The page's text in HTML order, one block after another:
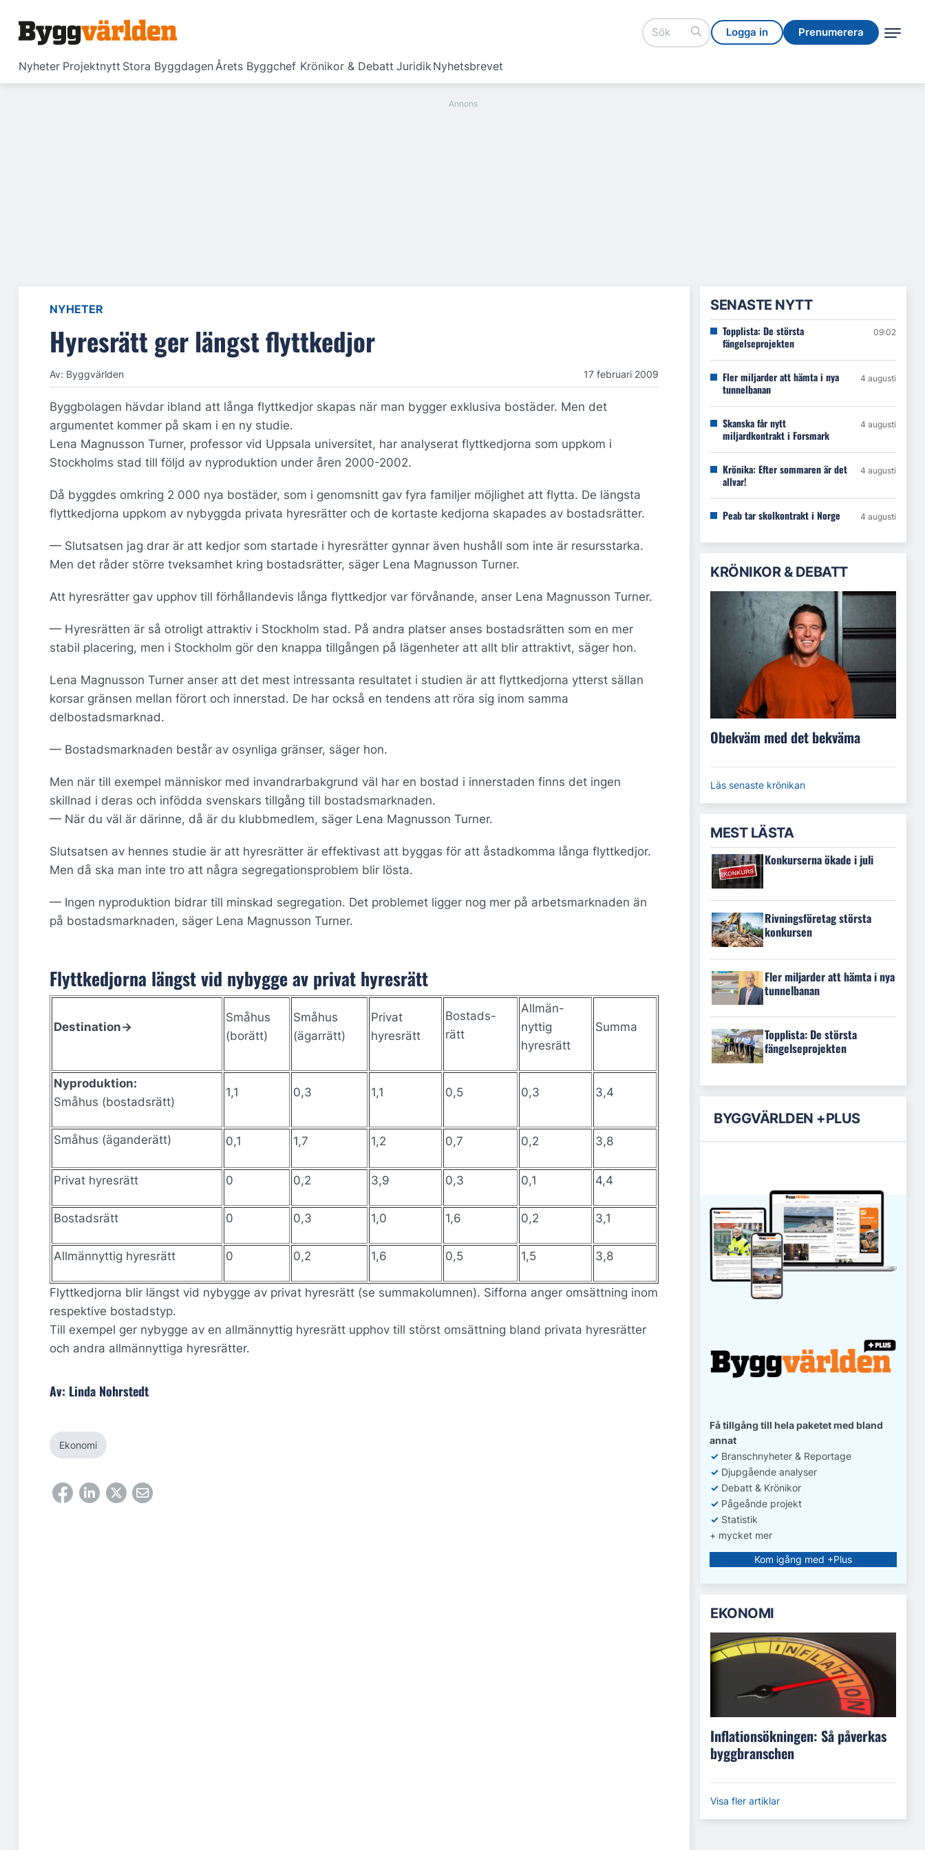
Logga in Prenumerera
Nyheter Projektnytt Stora ByggdagenÅrets Byggchef Krönikor & Debatt JuridikNyhetsbrevet
Logga in Prenumerera
NYHETER
Hyresrätt ger längst flyttkedjor
Av: Byggvärlden 17 februari 2009
Byggbolagen hävdar ibland att långa flyttkedjor skapas när man bygger exklusiva bostäder. Men det
argumentet kommer på skam i en ny studie.
Lena Magnusson Turner, professor vid Uppsala universitet, har analyserat flyttkedjorna som uppkom i
Stockholms stad till följd av nyproduktion under åren 2000-2002.
Då byggdes omkring 2 000 nya bostäder, som i genomsnitt gav fyra familjer möjlighet att flytta. De längsta
flyttkedjorna uppkom av nybyggda privata hyresrätter och de kortaste kedjorna skapades av bostadsrätter.
— Slutsatsen jag drar är att kedjor som startade i hyresrätter gynnar även hushåll som inte är resursstarka.
Men det råder större tveksamhet kring bostadsrätter, säger Lena Magnusson Turner.
Att hyresrätter gav upphov till förhållandevis långa flyttkedjor var förvånande, anser Lena Magnusson Turner.
— Hyresrätten är så otroligt attraktiv i Stockholm stad. På andra platser anses bostadsrätten som en mer
stabil placering, men i Stockholm gör den knappa tillgången på lägenheter att allt blir attraktivt, säger hon.
Lena Magnusson Turner anser att det mest intressanta resultatet i studien är att flyttkedjorna ytterst sällan
korsar gränsen mellan förort och innerstad. De har också en tendens att röra sig inom samma
delbostadsmarknad.
— Bostadsmarknaden består av osynliga gränser, säger hon.
Men när till exempel människor med invandrarbakgrund väl har en bostad i innerstaden finns det ingen
skillnad i deras och infödda svenskars tillgång till bostadsmarknaden.
— När du väl är därinne, då är du klubbmedlem, säger Lena Magnusson Turner.
Slutsatsen av hennes studie är att hyresrätter är effektivast att byggas för att åstadkomma långa flyttkedjor.
Men då ska man inte tro att några segregationsproblem blir lösta.
— Ingen nyproduktion bidrar till minskad segregation. Det problemet ligger nog mer på arbetsmarknaden än
på bostadsmarknaden, säger Lena Magnusson Turner.
Flyttkedjorna längst vid nybygge av privat hyresrätt
Destination->
Småhus
(borätt)
Småhus
(ägarrätt)
Privat
hyresrätt
Bostads-
rätt
Allmän-
nyttig
hyresrätt
Summa
Nyproduktion:
Småhus (bostadsrätt)
1,1 0,3 1,1 0,5 0,3 3,4
Småhus (äganderätt) 0,1 1,7 1,2 0,7 0,2 3,8
Privat hyresrätt 0 0,2 3,9 0,3 0,1 4,4
Bostadsrätt 0 0,3 1,0 1,6 0,2 3,1
Allmännyttig hyresrätt 0 0,2 1,6 0,5 1,5 3,8
Flyttkedjorna blir längst vid nybygge av privat hyresrätt (se summakolumnen). Sifforna anger omsättning inom
respektive bostadstyp.
Till exempel ger nybygge av en allmännyttig hyresrätt upphov till störst omsättning bland privata hyresrätter
och andra allmännyttiga hyresrätter.
Av: Linda Nohrstedt
Ekonomi
SENASTE NYTT
Topplista: De största
fängelseprojekten
09:02
Fler miljarder att hämta i nya
tunnelbanan
4 augusti
Skanska får nytt
miljardkontrakt i Forsmark
4 augusti
Krönika: Efter sommaren är det
allvar!
4 augusti
Peab tar skolkontrakt i Norge 4 augusti
KRÖNIKOR & DEBATT
Obekväm med det bekväma
Läs senaste krönikan
MEST LÄSTA
Konkurserna ökade i juli
Rivningsföretag största
konkursen
Fler miljarder att hämta i nya
tunnelbanan
Topplista: De största
fängelseprojekten
BYGGVÄRLDEN +PLUS
Få tillgång till hela paketet med bland
annat
✓ Branschnyheter & Reportage
✓ Djupgående analyser
✓ Debatt & Krönikor
✓ Pågeånde projekt
✓ Statistik
+ mycket mer
Kom igång med +Plus
EKONOMI
Inflationsökningen: Så påverkas
byggbranschen
Visa fler artiklar